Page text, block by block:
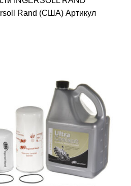
Rand (США) Артикул